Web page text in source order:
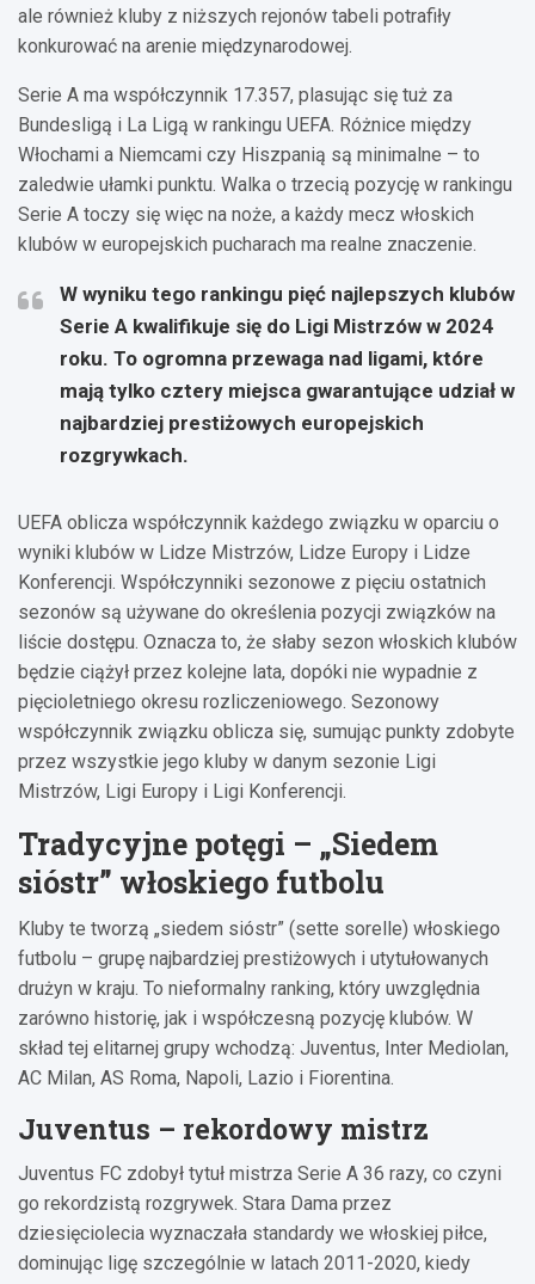
ale również kluby z niższych rejonów tabeli potrafiły
konkurować na arenie międzynarodowej.
Serie A ma współczynnik 17.357, plasując się tuż za
Bundesligą i La Ligą w rankingu UEFA. Różnice między
Włochami a Niemcami czy Hiszpanią są minimalne – to
zaledwie ułamki punktu. Walka o trzecią pozycję w rankingu
Serie A toczy się więc na noże, a każdy mecz włoskich
klubów w europejskich pucharach ma realne znaczenie.
W wyniku tego rankingu pięć najlepszych klubów
Serie A kwalifikuje się do Ligi Mistrzów w 2024
roku. To ogromna przewaga nad ligami, które
mają tylko cztery miejsca gwarantujące udział w
najbardziej prestiżowych europejskich
rozgrywkach.
UEFA oblicza współczynnik każdego związku w oparciu o
wyniki klubów w Lidze Mistrzów, Lidze Europy i Lidze
Konferencji. Współczynniki sezonowe z pięciu ostatnich
sezonów są używane do określenia pozycji związków na
liście dostępu. Oznacza to, że słaby sezon włoskich klubów
będzie ciążył przez kolejne lata, dopóki nie wypadnie z
pięcioletniego okresu rozliczeniowego. Sezonowy
współczynnik związku oblicza się, sumując punkty zdobyte
przez wszystkie jego kluby w danym sezonie Ligi
Mistrzów, Ligi Europy i Ligi Konferencji.
Tradycyjne potęgi – „Siedem
sióstr” włoskiego futbolu
Kluby te tworzą „siedem sióstr” (sette sorelle) włoskiego
futbolu – grupę najbardziej prestiżowych i utytułowanych
drużyn w kraju. To nieformalny ranking, który uwzględnia
zarówno historię, jak i współczesną pozycję klubów. W
skład tej elitarnej grupy wchodzą: Juventus, Inter Mediolan,
AC Milan, AS Roma, Napoli, Lazio i Fiorentina.
Juventus – rekordowy mistrz
Juventus FC zdobył tytuł mistrza Serie A 36 razy, co czyni
go rekordzistą rozgrywek. Stara Dama przez
dziesięciolecia wyznaczała standardy we włoskiej piłce,
dominując ligę szczególnie w latach 2011-2020, kiedy